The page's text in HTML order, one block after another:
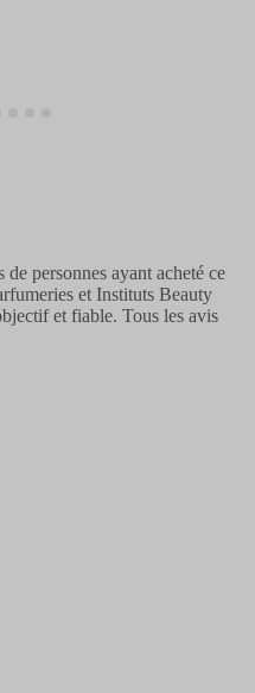
personnes ayant acheté ce
et Instituts Beauty
et fiable. Tous les avis